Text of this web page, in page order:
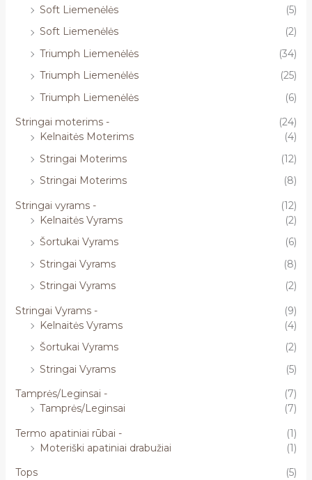
Soft Liemenėlės
(5)
Soft Liemenėlės
(2)
Triumph Liemenėlės
(34)
Triumph Liemenėlės
(25)
Triumph Liemenėlės
(6)
Stringai moterims -
(24)
Kelnaitės Moterims
(4)
Stringai Moterims
(12)
Stringai Moterims
(8)
Stringai vyrams -
(12)
Kelnaitės Vyrams
(2)
Šortukai Vyrams
(6)
Stringai Vyrams
(8)
Stringai Vyrams
(2)
Stringai Vyrams -
(9)
Kelnaitės Vyrams
(4)
Šortukai Vyrams
(2)
Stringai Vyrams
(5)
Tamprės/Leginsai -
(7)
Tamprės/Leginsai
(7)
Termo apatiniai rūbai -
(1)
Moteriški apatiniai drabužiai
(1)
Tops
(5)